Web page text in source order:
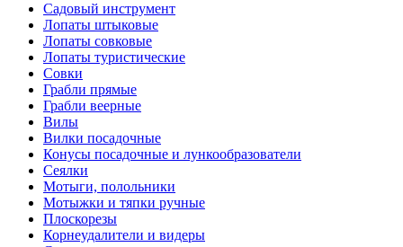
Садовый инструмент
Лопаты штыковые
Лопаты совковые
Лопаты туристические
Совки
Грабли прямые
Грабли веерные
Вилы
Вилки посадочные
Конусы посадочные и лункообразователи
Сеялки
Мотыги, полольники
Мотыжки и тяпки ручные
Плоскорезы
Корнеудалители и видеры